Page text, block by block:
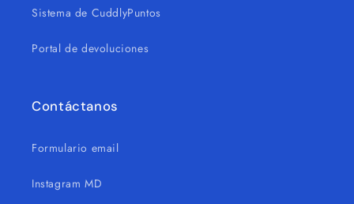
Sistema de CuddlyPuntos
Portal de devoluciones
Contáctanos
Formulario email
Instagram MD